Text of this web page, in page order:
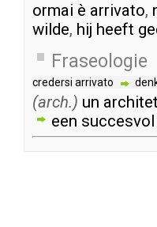
ormai è arrivato,
wilde, hij heeft
Fraseologie
credersi arrivato
(arch.) un
een succesvol